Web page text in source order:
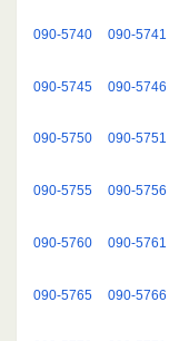
090-5740 090-5741
090-5745 090-5746
090-5750 090-5751
090-5755 090-5756
090-5760 090-5761
090-5765 090-5766